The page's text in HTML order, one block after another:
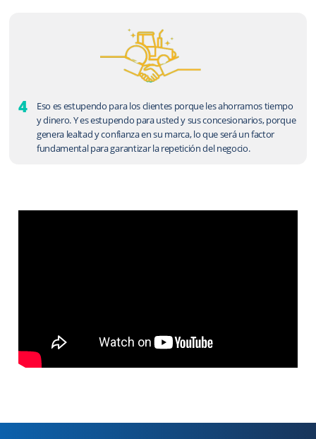
4
Eso es estupendo para los clientes porque les ahorramos tiempo
y dinero. Y es estupendo para usted y sus concesionarios, porque
genera lealtad y confianza en su marca, lo que será un factor
fundamental para garantizar la repetición del negocio.